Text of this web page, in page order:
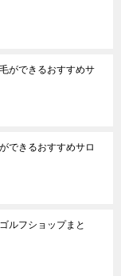
ができるおすすめサ
できるおすすめサロ
ルフショップまと